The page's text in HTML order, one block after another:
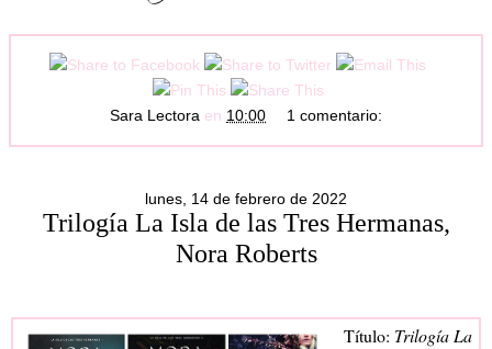
Sara Lectora en 10:00 1 comentario:
lunes, 14 de febrero de 2022
Trilogía La Isla de las Tres Hermanas,
Nora Roberts
Título: Trilogía La